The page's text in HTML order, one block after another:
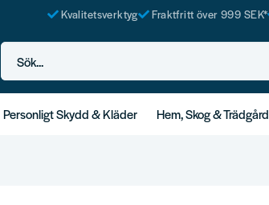
Kvalitetsverktyg Fraktfritt över 999 SEK*
Sök...
Personligt Skydd & Kläder Hem, Skog & Trädgård